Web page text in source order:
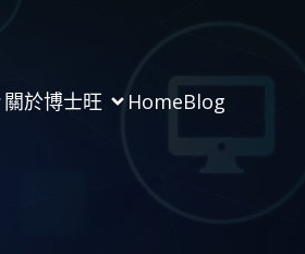
關於博士旺 HomeBlog